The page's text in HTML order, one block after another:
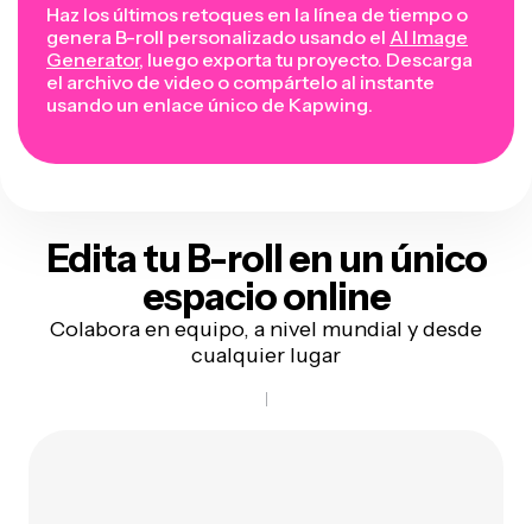
Haz los últimos retoques en la línea de tiempo o
genera B-roll personalizado usando el AI Image
Generator, luego exporta tu proyecto. Descarga
el archivo de video o compártelo al instante
usando un enlace único de Kapwing.
Edita tu B-roll en un único
espacio online
Colabora en equipo, a nivel mundial y desde
cualquier lugar